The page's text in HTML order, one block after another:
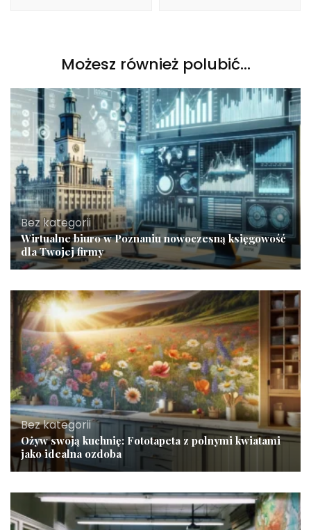
Możesz również polubić…
Bez kategorii
Wirtualne biuro w Poznaniu nowoczesną księgowość
dla Twojej firmy
Bez kategorii
Ożyw swoją kuchnię: Fototapeta z polnymi kwiatami
jako idealna ozdoba